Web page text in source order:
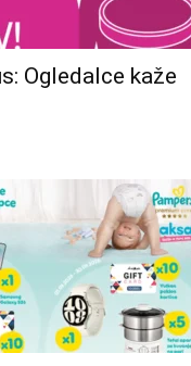
Ogledalce kaže